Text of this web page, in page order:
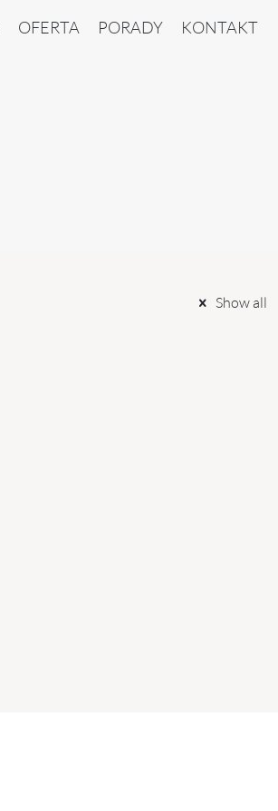
OFERTA PORADY KONTAKT
Show all